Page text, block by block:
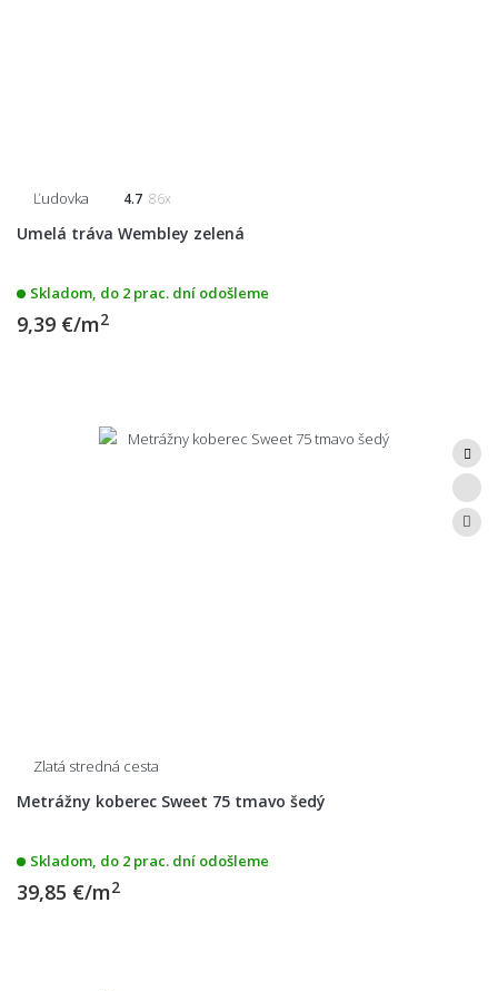
Ľudovka 4.7 86x
Umelá tráva Wembley zelená
Skladom, do 2 prac. dní odošleme
9,39 €/m2
Zlatá stredná cesta
Metrážny koberec Sweet 75 tmavo šedý
Skladom, do 2 prac. dní odošleme
39,85 €/m2